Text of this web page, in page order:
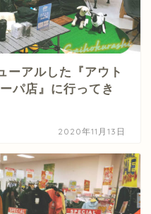
ーアルした『アウト
パ店』に行ってき
2020年11月13日